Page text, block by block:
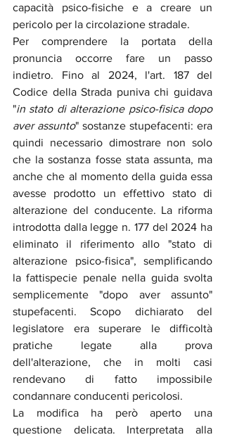
capacità psico-fisiche e a creare un
pericolo per la circolazione stradale.
Per comprendere la portata della
pronuncia occorre fare un passo
indietro. Fino al 2024, l'art. 187 del
Codice della Strada puniva chi guidava
"in stato di alterazione psico-fisica dopo
aver assunto" sostanze stupefacenti: era
quindi necessario dimostrare non solo
che la sostanza fosse stata assunta, ma
anche che al momento della guida essa
avesse prodotto un effettivo stato di
alterazione del conducente. La riforma
introdotta dalla legge n. 177 del 2024 ha
eliminato il riferimento allo "stato di
alterazione psico-fisica", semplificando
la fattispecie penale nella guida svolta
semplicemente "dopo aver assunto"
stupefacenti. Scopo dichiarato del
legislatore era superare le difficoltà
pratiche legate alla prova
dell'alterazione, che in molti casi
rendevano di fatto impossibile
condannare conducenti pericolosi.
La modifica ha però aperto una
questione delicata. Interpretata alla